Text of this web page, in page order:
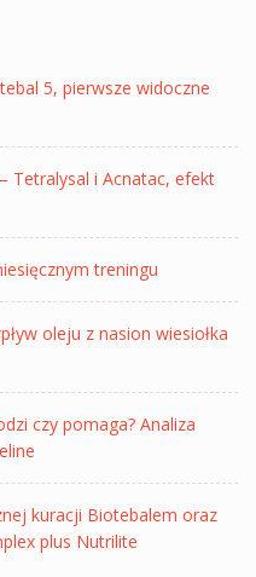
5, pierwsze widoczne
Tetralysal i Acnatac, efekt
treningu
oleju z nasion wiesiołka
czy pomaga? Analiza
kuracji Biotebalem oraz
plus Nutrilite